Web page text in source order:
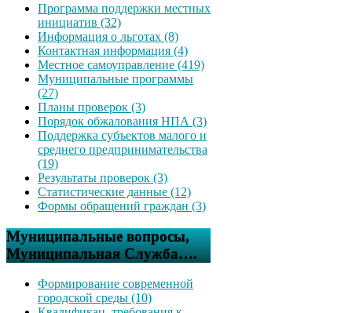
Программа поддержки местных
инициатив (32)
Информация о льготах (8)
Контактная информация (4)
Местное самоуправление (419)
Муниципальные программы
(27)
Планы проверок (3)
Порядок обжалования НПА (3)
Поддержка субъектов малого и
среднего предпринимательства
(19)
Результаты проверок (3)
Статистические данные (12)
Формы обращений граждан (3)
Муниципальные вопросы,
Муниципальная Служба….
Формирование современной
городской среды (10)